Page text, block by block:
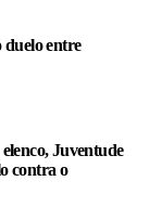
duelo entre
Juventude
contra o